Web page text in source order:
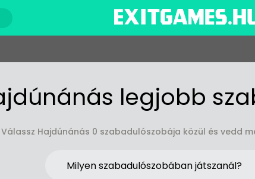
legjobb
Hajdúnánás 0 szabadulószobája közül és vedd